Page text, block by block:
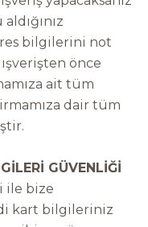
bilgilerini not
önce
ait tüm
dair tüm
GÜVENLİĞİ
ile bize
kart bilgileriniz